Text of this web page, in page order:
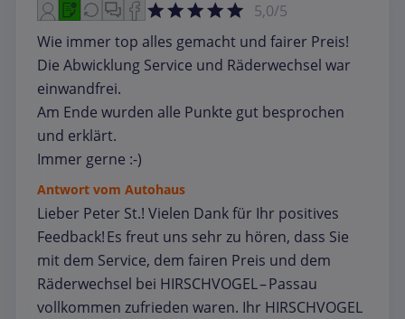
5,0/5
Wie immer top alles gemacht und fairer Preis!
Die Abwicklung Service und Räderwechsel war
einwandfrei.
Am Ende wurden alle Punkte gut besprochen
und erklärt.
Immer gerne :-)
Antwort vom Autohaus
Lieber Peter St.! Vielen Dank für Ihr positives
Feedback! Es freut uns sehr zu hören, dass Sie
mit dem Service, dem fairen Preis und dem
Räderwechsel bei HIRSCHVOGEL – Passau
vollkommen zufrieden waren. Ihr HIRSCHVOGEL